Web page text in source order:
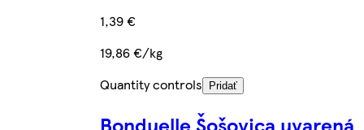
1,39 €
19,86 €/kg
Quantity controls
Pridať
Bonduelle Šošovica uvarená